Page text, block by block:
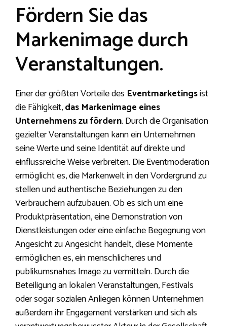
Fördern Sie das
Markenimage durch
Veranstaltungen.
Einer der größten Vorteile des Eventmarketingsist
die Fähigkeit,das Markenimage eines
Unternehmens zu fördern. Durch die Organisation
gezielter Veranstaltungen kann ein Unternehmen
seine Werte und seine Identität auf direkte und
einflussreiche Weise verbreiten. Die Eventmoderation
ermöglicht es, die Markenwelt in den Vordergrund zu
stellen und authentische Beziehungen zu den
Verbrauchern aufzubauen. Ob es sich um eine
Produktpräsentation, eine Demonstration von
Dienstleistungen oder eine einfache Begegnung von
Angesicht zu Angesicht handelt, diese Momente
ermöglichen es, ein menschlicheres und
publikumsnahes Image zu vermitteln. Durch die
Beteiligung an lokalen Veranstaltungen, Festivals
oder sogar sozialen Anliegen können Unternehmen
außerdem ihr Engagement verstärken und sich als